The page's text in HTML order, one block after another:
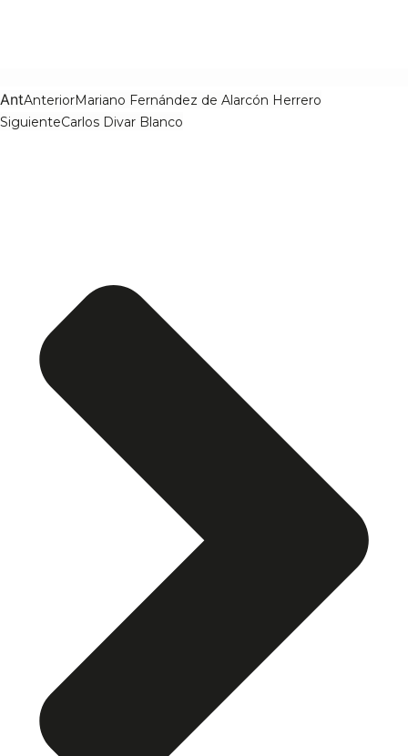
AntAnteriorMariano Fernández de Alarcón Herrero
SiguienteCarlos Divar Blanco